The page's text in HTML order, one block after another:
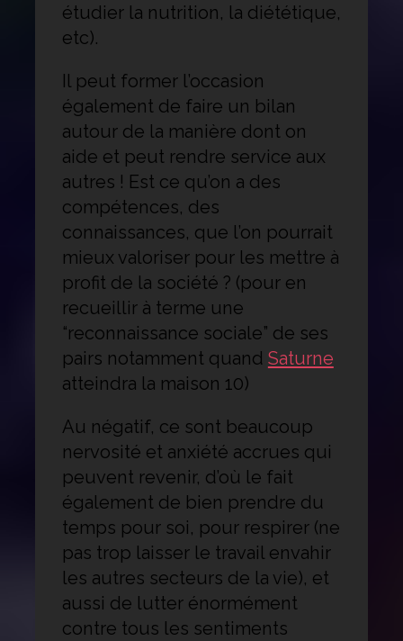
étudier la nutrition, la diététique,
etc).
Il peut former l’occasion
également de faire un bilan
autour de la manière dont on
aide et peut rendre service aux
autres ! Est ce qu’on a des
compétences, des
connaissances, que l’on pourrait
mieux valoriser pour les mettre à
profit de la société ? (pour en
recueillir à terme une
“reconnaissance sociale” de ses
pairs notamment quand Saturne
atteindra la maison 10)
Au négatif, ce sont beaucoup
nervosité et anxiété accrues qui
peuvent revenir, d’où le fait
également de bien prendre du
temps pour soi, pour respirer (ne
pas trop laisser le travail envahir
les autres secteurs de la vie), et
aussi de lutter énormément
contre tous les sentiments